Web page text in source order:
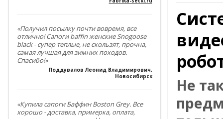
«Получил посылку почти вовремя, все
отлично! Сапоги baffin женские Snogoose
black - супер теплые, не скользят, прочна,
самая лучшая для зимних походов.
Спасибо!»
Поддувалов Леонид Владимирович,
Новосибирск
«Купила сапоги Баффин Boston Grey. Все
хорошо - доставка, примерка, оплата,
Не